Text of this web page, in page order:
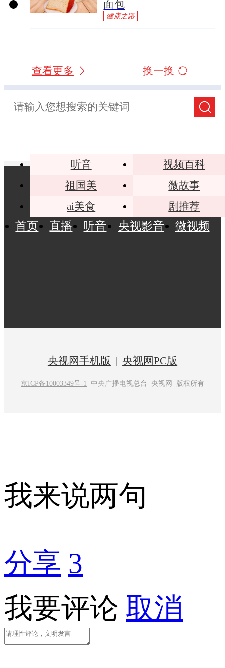
面包
健康之路
查看更多 换一换
听音
视频百科
祖国美
微故事
ai美食
剧推荐
首页 直播 听音 央视影音 微视频
央视网手机版 央视网PC版
京ICP备10003349号-1 中央广播电视总台 央视网 版权所有
我来说两句
分享 3
我要评论 取消